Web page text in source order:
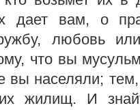
вам, о
любовь
что вы
населяли;
жилищ. И